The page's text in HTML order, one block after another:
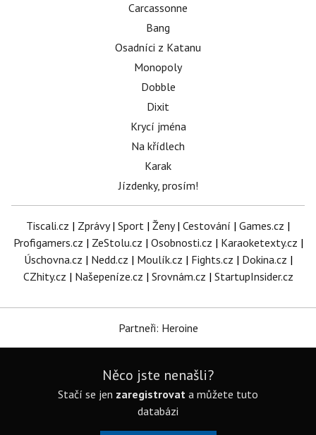
Carcassonne
Bang
Osadníci z Katanu
Monopoly
Dobble
Dixit
Krycí jména
Na křídlech
Karak
Jízdenky, prosím!
Tiscali.cz | Zprávy| Sport | Ženy| Cestování | Games.cz |
Profigamers.cz | ZeStolu.cz | Osobnosti.cz | Karaoketexty.cz |
Úschovna.cz | Nedd.cz | Moulík.cz | Fights.cz | Dokina.cz |
CZhity.cz | Našepeníze.cz | Srovnám.cz | StartupInsider.cz
Partneři: Heroine
Něco jste nenašli?
Stačí se jen zaregistrovat a můžete tuto
databázi